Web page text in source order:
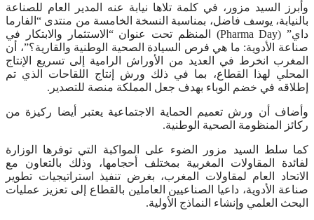
وأبرز السيد مزور، في كلمة تلاها نيابة عنه المدير العام للصناعة
بالنيابة، يوسف فاضل، بمناسبة النسخة الخامسة من منتدى “الفارما
داي” (Pharma Day) المنظم تحت عنوان “الاستثمار والابتكار في
صناعة الأدوية: ما هي فرص السيادة الصحية الوطنية والقارية؟”، أن
المغرب انخرط في العديد من الأوراش الرامية إلى تسريع الإنتاج
المحلي لهذا القطاع، بما في ذلك ورش إنتاج اللقاحات الذي تم
إطلاقه في خضم الوباء بهدف جعل المملكة منصة للتصدير.
وأضاف أن ورش تعميم الحماية الاجتماعية يعتبر أيضا ركيزة من
ركائز المنظومة الصحية الوطنية.
كما سلط السيد مزور الضوء على المواكبة التي توفرها الوزارة
لفائدة المقاولات المغربية بمختلف أحجامها، وذلك بالتعاون مع
الاتحاد العام لمقاولات المغرب، بغرض تنفيذ استراتيجيات تطوير
صناعة الأدوية، داعيا الصناعيين العاملين بالقطاع إلى تعزيز عمليات
البحث العلمي وإنشاء النماذج الأولية.